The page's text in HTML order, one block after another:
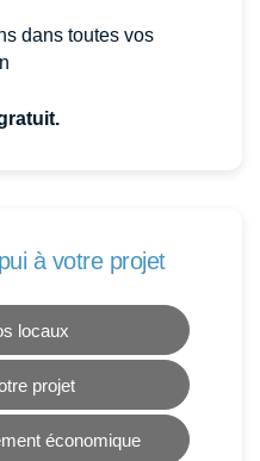
dans toutes vos
à votre projet
locaux
projet
économique